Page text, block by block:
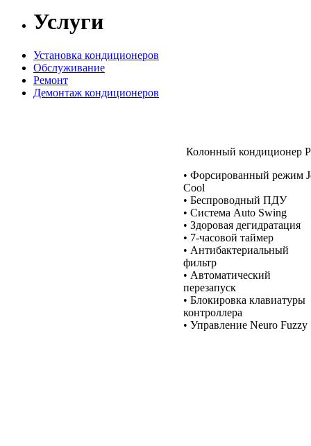
Услуги
Установка кондиционеров
Обслуживание
Ремонт
Демонтаж кондиционеров
Колонный кондиционер
• Форсированный режим
Cool
• Беспроводный ПДУ
• Система Auto Swing
• Здоровая дегидратация
• 7-часовой таймер
• Антибактериальный
фильтр
• Автоматический
перезапуск
• Блокировка клавиатуры
контроллера
• Управление Neuro Fuzzy